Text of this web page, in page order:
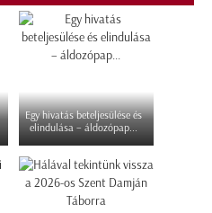
Egy hivatás beteljesülése és
elindulása – áldozópap...